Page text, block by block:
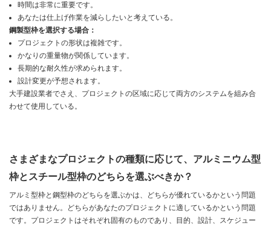
時間は非常に重要です。
あなたは仕上げ作業を減らしたいと考えている。
鋼製型枠を選択する場合：
プロジェクトの形状は複雑です。
かなりの重量物が関係しています。
長期的な耐久性が求められます。
設計変更が予想されます。
大手建設業者でさえ、プロジェクトの区域に応じて両方のシステムを組み合
わせて使用​​している。
さまざまなプロジェクトの種類に応じて、アルミニウム型
枠とスチール型枠のどちらを選ぶべきか？
アルミ型枠と鋼型枠のどちらを選ぶかは、どちらが優れているかという問題
ではありません。どちらがあなたのプロジェクトに適しているかという問題
です。プロジェクトはそれぞれ固有のものであり、目的、設計、スケジュー